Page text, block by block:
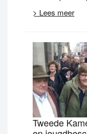
> Lees meer
Tweede